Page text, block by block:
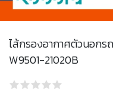
ไส้กรองอากาศตัวนอกร
W9501-21020B